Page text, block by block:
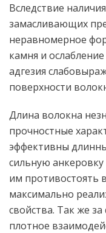
Вследствие
замасливающих
неравномерное
камня и
адгезия
поверхности
Длина волокна
прочностные
эффективны
сильную
им противостоять
максимально
свойства. Так же за
плотное